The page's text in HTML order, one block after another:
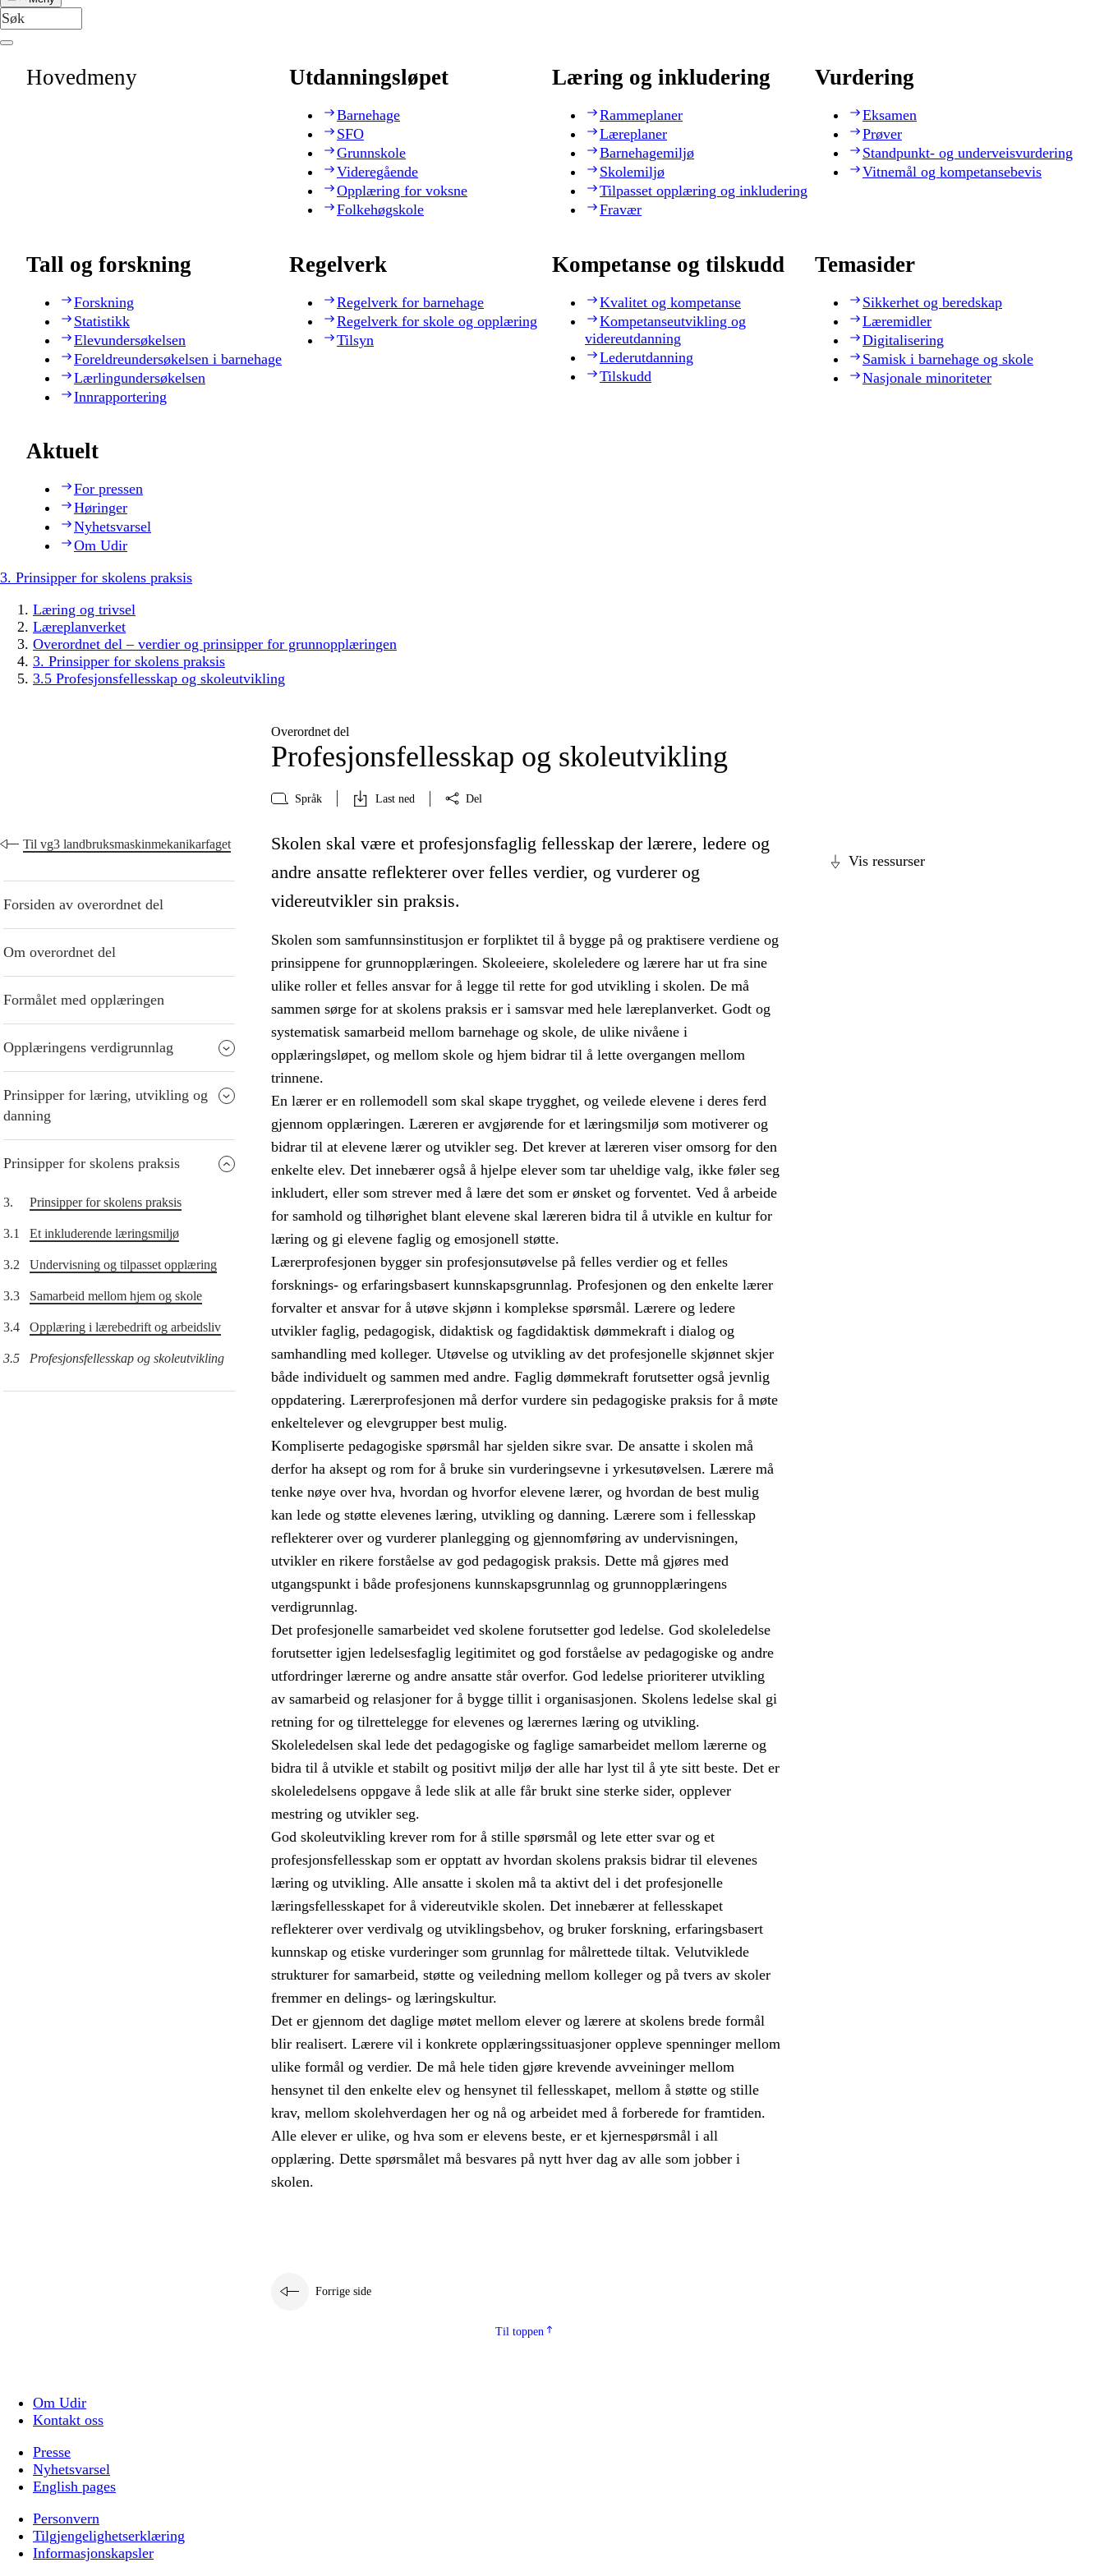
Hovedmeny Utdanningsløpet
Barnehage
SFO
Grunnskole
Videregående
Opplæring for voksne
Folkehøgskole
Læring og inkludering
Rammeplaner
Læreplaner
Barnehagemiljø
Skolemiljø
Tilpasset opplæring og inkludering
Fravær
Vurdering
Eksamen
Prøver
Standpunkt- og underveisvurdering
Vitnemål og kompetansebevis
Tall og forskning
Forskning
Statistikk
Elevundersøkelsen
Foreldreundersøkelsen i barnehage
Lærlingundersøkelsen
Innrapportering
Regelverk
Regelverk for barnehage
Regelverk for skole og opplæring
Tilsyn
Kompetanse og tilskudd
Kvalitet og kompetanse
Kompetanseutvikling og
videreutdanning
Lederutdanning
Tilskudd
Temasider
Sikkerhet og beredskap
Læremidler
Digitalisering
Samisk i barnehage og skole
Nasjonale minoriteter
Aktuelt
For pressen
Høringer
Nyhetsvarsel
Om Udir
3. Prinsipper for skolens praksis
Læring og trivsel
Læreplanverket
Overordnet del – verdier og prinsipper for grunnopplæringen
3. Prinsipper for skolens praksis
3.5 Profesjonsfellesskap og skoleutvikling
Overordnet del
Profesjonsfellesskap og skoleutvikling
Språk Last ned Del
Til vg3 landbruksmaskinmekanikarfaget
Forsiden av overordnet del
Om overordnet del
Formålet med opplæringen
Opplæringens verdigrunnlag
Prinsipper for læring, utvikling og
danning
Prinsipper for skolens praksis
3. Prinsipper for skolens praksis
3.1 Et inkluderende læringsmiljø
3.2 Undervisning og tilpasset opplæring
3.3 Samarbeid mellom hjem og skole
3.4 Opplæring i lærebedrift og arbeidsliv
3.5 Profesjonsfellesskap og skoleutvikling
Vis ressurser
Skolen skal være et profesjonsfaglig fellesskap der lærere, ledere og
andre ansatte reflekterer over felles verdier, og vurderer og
videreutvikler sin praksis.
Skolen som samfunnsinstitusjon er forpliktet til å bygge på og praktisere verdiene og
prinsippene for grunnopplæringen. Skoleeiere, skoleledere og lærere har ut fra sine
ulike roller et felles ansvar for å legge til rette for god utvikling i skolen. De må
sammen sørge for at skolens praksis er i samsvar med hele læreplanverket. Godt og
systematisk samarbeid mellom barnehage og skole, de ulike nivåene i
opplæringsløpet, og mellom skole og hjem bidrar til å lette overgangen mellom
trinnene.
En lærer er en rollemodell som skal skape trygghet, og veilede elevene i deres ferd
gjennom opplæringen. Læreren er avgjørende for et læringsmiljø som motiverer og
bidrar til at elevene lærer og utvikler seg. Det krever at læreren viser omsorg for den
enkelte elev. Det innebærer også å hjelpe elever som tar uheldige valg, ikke føler seg
inkludert, eller som strever med å lære det som er ønsket og forventet. Ved å arbeide
for samhold og tilhørighet blant elevene skal læreren bidra til å utvikle en kultur for
læring og gi elevene faglig og emosjonell støtte.
Lærerprofesjonen bygger sin profesjonsutøvelse på felles verdier og et felles
forsknings- og erfaringsbasert kunnskapsgrunnlag. Profesjonen og den enkelte lærer
forvalter et ansvar for å utøve skjønn i komplekse spørsmål. Lærere og ledere
utvikler faglig, pedagogisk, didaktisk og fagdidaktisk dømmekraft i dialog og
samhandling med kolleger. Utøvelse og utvikling av det profesjonelle skjønnet skjer
både individuelt og sammen med andre. Faglig dømmekraft forutsetter også jevnlig
oppdatering. Lærerprofesjonen må derfor vurdere sin pedagogiske praksis for å møte
enkeltelever og elevgrupper best mulig.
Kompliserte pedagogiske spørsmål har sjelden sikre svar. De ansatte i skolen må
derfor ha aksept og rom for å bruke sin vurderingsevne i yrkesutøvelsen. Lærere må
tenke nøye over hva, hvordan og hvorfor elevene lærer, og hvordan de best mulig
kan lede og støtte elevenes læring, utvikling og danning. Lærere som i fellesskap
reflekterer over og vurderer planlegging og gjennomføring av undervisningen,
utvikler en rikere forståelse av god pedagogisk praksis. Dette må gjøres med
utgangspunkt i både profesjonens kunnskapsgrunnlag og grunnopplæringens
verdigrunnlag.
Det profesjonelle samarbeidet ved skolene forutsetter god ledelse. God skoleledelse
forutsetter igjen ledelsesfaglig legitimitet og god forståelse av pedagogiske og andre
utfordringer lærerne og andre ansatte står overfor. God ledelse prioriterer utvikling
av samarbeid og relasjoner for å bygge tillit i organisasjonen. Skolens ledelse skal gi
retning for og tilrettelegge for elevenes og lærernes læring og utvikling.
Skoleledelsen skal lede det pedagogiske og faglige samarbeidet mellom lærerne og
bidra til å utvikle et stabilt og positivt miljø der alle har lyst til å yte sitt beste. Det er
skoleledelsens oppgave å lede slik at alle får brukt sine sterke sider, opplever
mestring og utvikler seg.
God skoleutvikling krever rom for å stille spørsmål og lete etter svar og et
profesjonsfellesskap som er opptatt av hvordan skolens praksis bidrar til elevenes
læring og utvikling. Alle ansatte i skolen må ta aktivt del i det profesjonelle
læringsfellesskapet for å videreutvikle skolen. Det innebærer at fellesskapet
reflekterer over verdivalg og utviklingsbehov, og bruker forskning, erfaringsbasert
kunnskap og etiske vurderinger som grunnlag for målrettede tiltak. Velutviklede
strukturer for samarbeid, støtte og veiledning mellom kolleger og på tvers av skoler
fremmer en delings- og læringskultur.
Det er gjennom det daglige møtet mellom elever og lærere at skolens brede formål
blir realisert. Lærere vil i konkrete opplæringssituasjoner oppleve spenninger mellom
ulike formål og verdier. De må hele tiden gjøre krevende avveininger mellom
hensynet til den enkelte elev og hensynet til fellesskapet, mellom å støtte og stille
krav, mellom skolehverdagen her og nå og arbeidet med å forberede for framtiden.
Alle elever er ulike, og hva som er elevens beste, er et kjernespørsmål i all
opplæring. Dette spørsmålet må besvares på nytt hver dag av alle som jobber i
skolen.
Forrige side
Til toppen
Om Udir
Kontakt oss
Presse
Nyhetsvarsel
English pages
Personvern
Tilgjengelighetserklæring
Informasjonskapsler